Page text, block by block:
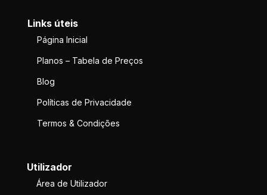
Links úteis
Página Inicial
Planos – Tabela de Preços
Blog
Políticas de Privacidade
Termos & Condições
Utilizador
Área de Utilizador